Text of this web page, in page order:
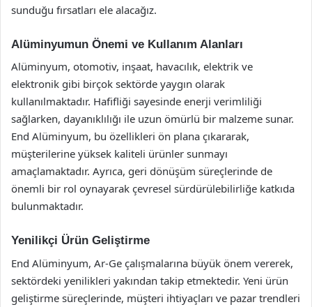
sunduğu fırsatları ele alacağız.
Alüminyumun Önemi ve Kullanım Alanları
Alüminyum, otomotiv, inşaat, havacılık, elektrik ve
elektronik gibi birçok sektörde yaygın olarak
kullanılmaktadır. Hafifliği sayesinde enerji verimliliği
sağlarken, dayanıklılığı ile uzun ömürlü bir malzeme sunar.
End Alüminyum, bu özellikleri ön plana çıkararak,
müşterilerine yüksek kaliteli ürünler sunmayı
amaçlamaktadır. Ayrıca, geri dönüşüm süreçlerinde de
önemli bir rol oynayarak çevresel sürdürülebilirliğe katkıda
bulunmaktadır.
Yenilikçi Ürün Geliştirme
End Alüminyum, Ar-Ge çalışmalarına büyük önem vererek,
sektördeki yenilikleri yakından takip etmektedir. Yeni ürün
geliştirme süreçlerinde, müşteri ihtiyaçları ve pazar trendleri